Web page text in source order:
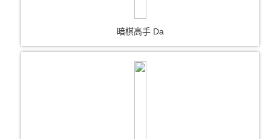
暗棋高手 Da